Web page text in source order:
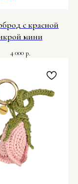
с красной
мини
4 000 р.